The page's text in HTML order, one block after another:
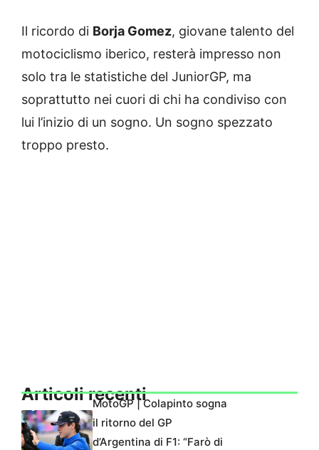
Il ricordo di Borja Gomez, giovane talento del
motociclismo iberico, resterà impresso non
solo tra le statistiche del JuniorGP, ma
soprattutto nei cuori di chi ha condiviso con
lui l’inizio di un sogno. Un sogno spezzato
troppo presto.
Articoli recentiMotoGP | Colapinto sogna
il ritorno del GP
d’Argentina di F1: “Farò di